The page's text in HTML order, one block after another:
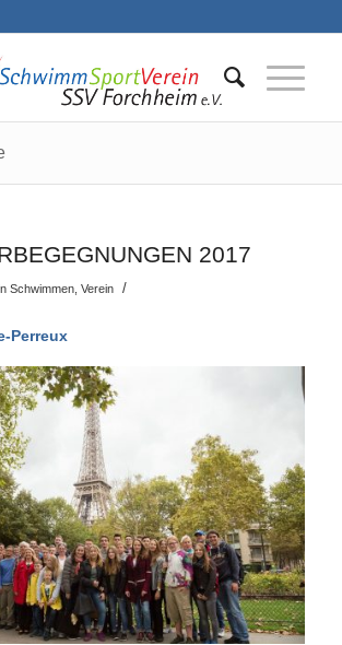
2017
Schwimmen, Verein /
Perreux